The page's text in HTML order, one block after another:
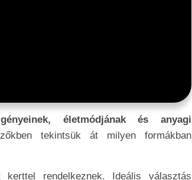
életmódjának és anyagi
tekintsük át milyen formákban
rendelkeznek. Ideális választás